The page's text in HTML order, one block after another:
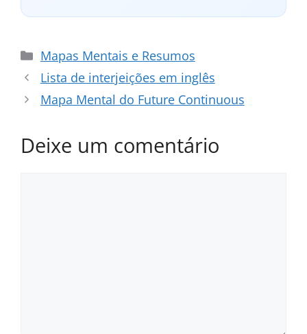
Categorias
Mapas Mentais e Resumos
Lista de interjeições em inglês
Mapa Mental do Future Continuous
Deixe um comentário